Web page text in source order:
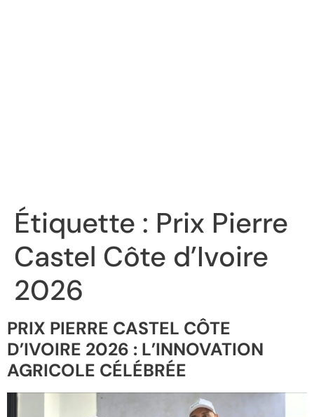
Étiquette : Prix Pierre
Castel Côte d’Ivoire
2026
PRIX PIERRE CASTEL CÔTE
D’IVOIRE 2026 : L’INNOVATION
AGRICOLE CÉLÉBRÉE